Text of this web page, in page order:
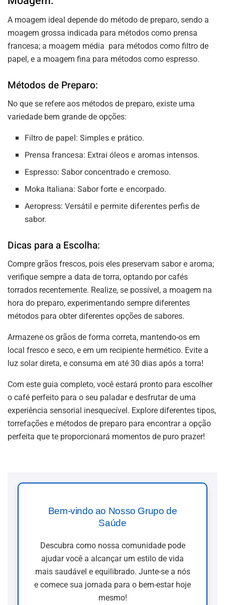
A moagem ideal depende do método de preparo, sendo a
moagem grossa indicada para métodos como prensa
francesa; a moagem média para métodos como filtro de
papel, e a moagem fina para métodos como espresso.
Métodos de Preparo:
No que se refere aos métodos de preparo, existe uma
variedade bem grande de opções:
Filtro de papel: Simples e prático.
Prensa francesa: Extrai óleos e aromas intensos.
Espresso: Sabor concentrado e cremoso.
Moka Italiana: Sabor forte e encorpado.
Aeropress: Versátil e permite diferentes perfis de
sabor.
Dicas para a Escolha:
Compre grãos frescos, pois eles preservam sabor e aroma;
verifique sempre a data de torra, optando por cafés
torrados recentemente. Realize, se possível, a moagem na
hora do preparo, experimentando sempre diferentes
métodos para obter diferentes opções de sabores.
Armazene os grãos de forma correta, mantendo-os em
local fresco e seco, e em um recipiente hermético. Evite a
luz solar direta, e consuma em até 30 dias após a torra!
Com este guia completo, você estará pronto para escolher
o café perfeito para o seu paladar e desfrutar de uma
experiência sensorial inesquecível. Explore diferentes tipos,
torrefações e métodos de preparo para encontrar a opção
perfeita que te proporcionará momentos de puro prazer!
Bem-vindo ao Nosso Grupo de
Saúde
Descubra como nossa comunidade pode
ajudar você a alcançar um estilo de vida
mais saudável e equilibrado. Junte-se a nós
e comece sua jornada para o bem-estar hoje
mesmo!